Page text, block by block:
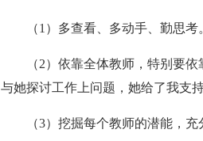
（1）多查看、多动手、勤思考
（2）依靠全体教师，特别要
与她探讨工作上问题，她给了我支持
（3）挖掘每个教师的潜能，